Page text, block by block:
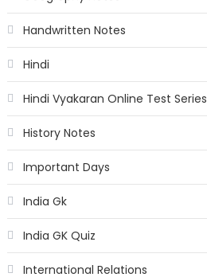
Handwritten Notes
Hindi
Hindi Vyakaran Online Test Series
History Notes
Important Days
India Gk
India GK Quiz
International Relations